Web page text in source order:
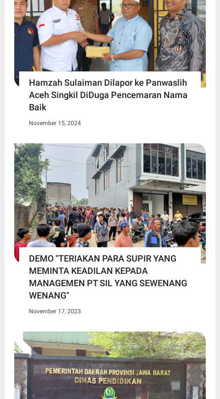
Hamzah Sulaiman Dilapor ke Panwaslih
Aceh Singkil DiDuga Pencemaran Nama
Baik
November 15, 2024
DEMO "TERIAKAN PARA SUPIR YANG
MEMINTA KEADILAN KEPADA
MANAGEMEN PT SIL YANG SEWENANG
WENANG"
November 17, 2023